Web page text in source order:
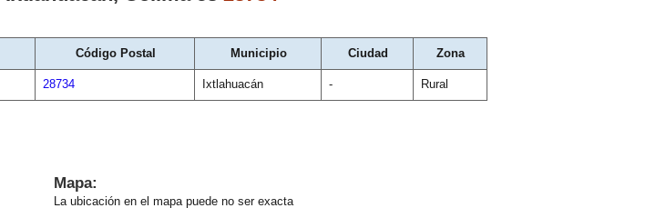
Código Postal Municipio Ciudad Zona
28734 Ixtlahuacán - Rural
Mapa:
La ubicación en el mapa puede no ser exacta